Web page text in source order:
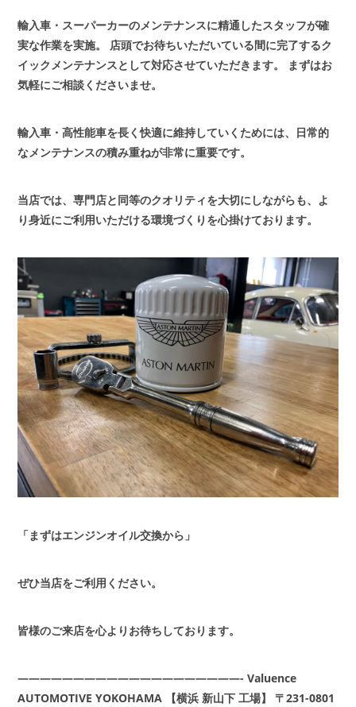
輸入車・スーパーカーのメンテナンスに精通したスタッフが確
実な作業を実施。
店頭でお待ちいただいている間に完了するク
イックメンテナンスとして対応させていただきます。
まずはお
気軽にご相談くださいませ。
輸入車・高性能車を長く快適に維持していくためには、日常的
なメンテナンスの積み重ねが非常に重要です。
当店では、専門店と同等のクオリティを大切にしながらも、よ
り身近にご利用いただける環境づくりを心掛けております。
「まずはエンジンオイル交換から」
ぜひ当店をご利用ください。
皆様のご来店を心よりお待ちしております。
————————————————————- Valuence
AUTOMOTIVE YOKOHAMA
【横浜 新山下 工場】
〒231-0801